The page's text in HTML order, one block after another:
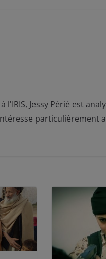
Jessy Périé est
particulièrement